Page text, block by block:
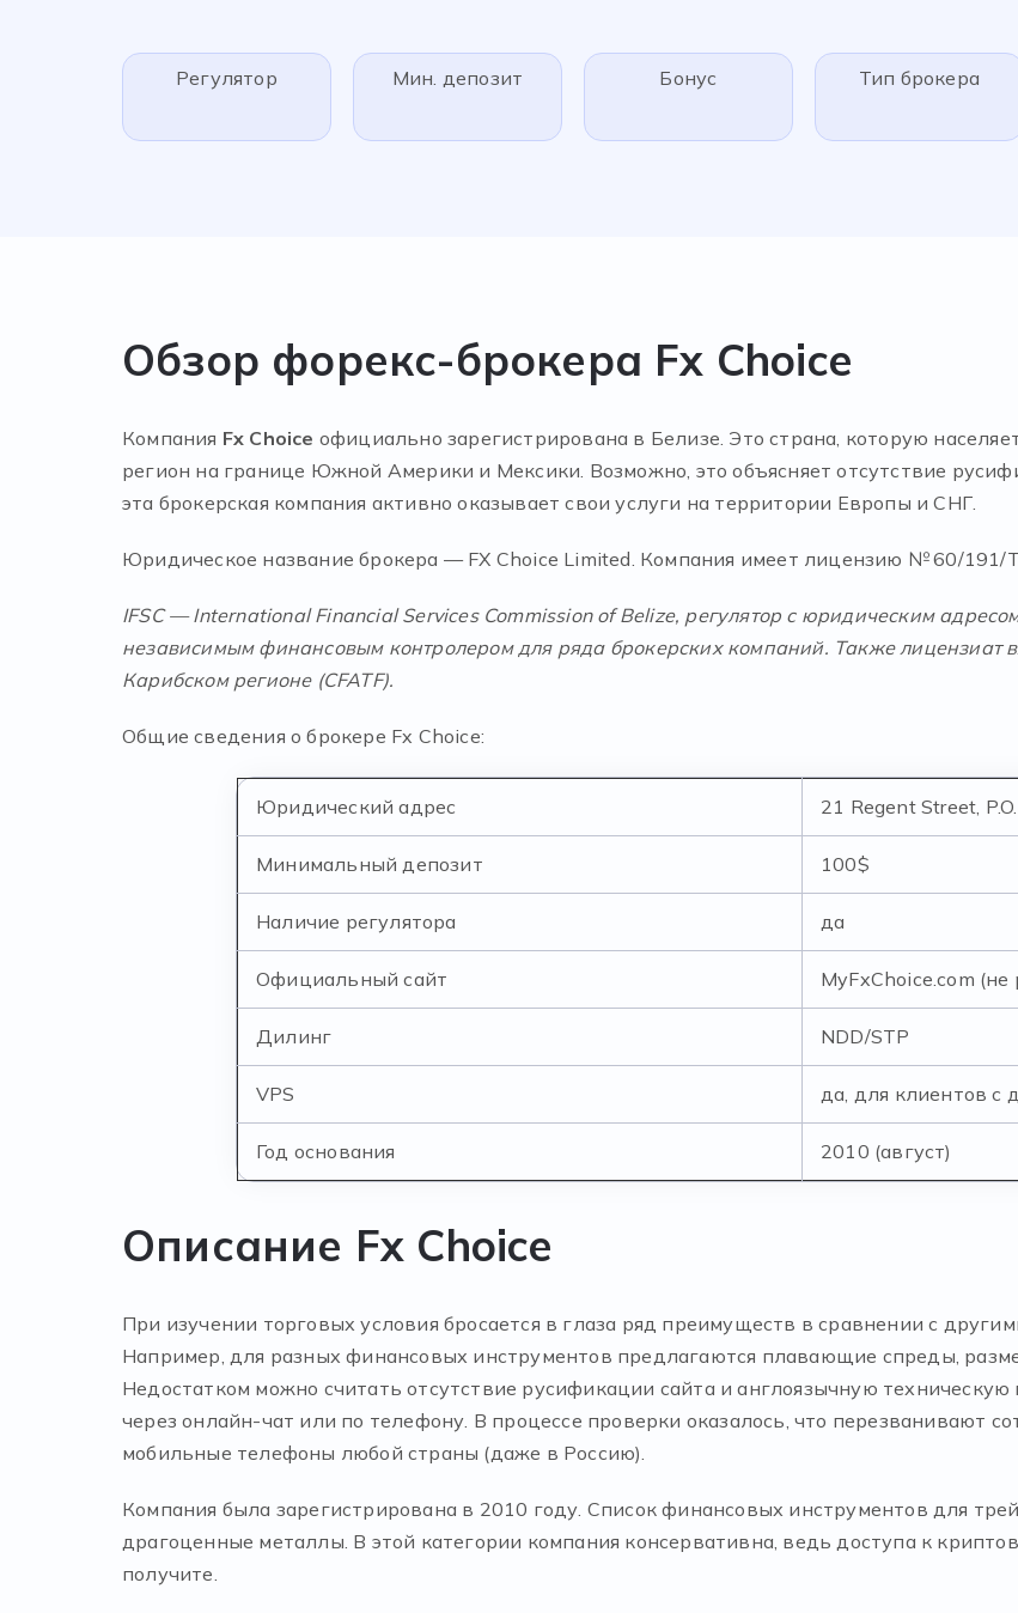
Регулятор Мин. депозит Бонус Тип брокера
Обзор форекс-брокера Fx Choice
Компания Fx Choice официально зарегистрирована в Белизе. Это страна, которую
регион на границе Южной Америки и Мексики. Возможно, это объясняет отсутствие
эта брокерская компания активно оказывает свои услуги на территории Европы и СНГ.
Юридическое название брокера — FX Choice Limited. Компания имеет лицензию № 60/191/
IFSC — International Financial Services Commission of Belize, регулятор сюридическим
независимым финансовым контролером для ряда брокерских компаний. Также лицензиат
Карибском регионе (CFATF).
Общие сведения о брокере Fx Choice:
Юридический адрес 21 Regent Street,
Минимальный депозит 100$
Наличие регулятора да
Официальный сайт MyFxChoice.com
Дилинг NDD/STP
VPS да, для клиентов с
Год основания 2010 (август)
Описание Fx Choice
При изучении торговых условия бросается в глаза ряд преимуществ в сравнении с
Например, для разных финансовых инструментов предлагаются плавающие спреды,
Недостатком можно считать отсутствие русификации сайта и англоязычную
через онлайн-чат или по телефону. В процессе проверки оказалось, что перезванивают
мобильные телефоны любой страны (даже в Россию).
Компания была зарегистрирована в 2010 году. Список финансовых инструментов для
драгоценные металлы. В этой категории компания консервативна, ведь доступа к
получите.